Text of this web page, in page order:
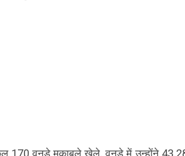
170 वनडे मुकाबले खेले. वनडे में उन्होंने